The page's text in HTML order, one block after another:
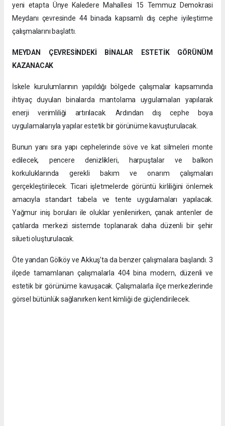
yeni etapta Ünye Kaledere Mahallesi 15 Temmuz Demokrasi
Meydanı çevresinde 44 binada kapsamlı dış cephe iyileştirme
çalışmalarını başlattı.
MEYDAN ÇEVRESİNDEKİ BİNALAR ESTETİK GÖRÜNÜM
KAZANACAK
İskele kurulumlarının yapıldığı bölgede çalışmalar kapsamında
ihtiyaç duyulan binalarda mantolama uygulamaları yapılarak
enerji verimliliği artırılacak. Ardından dış cephe boya
uygulamalarıyla yapılar estetik bir görünüme kavuşturulacak.
Bunun yanı sıra yapı cephelerinde söve ve kat silmeleri monte
edilecek, pencere denizlikleri, harpuştalar ve balkon
korkuluklarında gerekli bakım ve onarım çalışmaları
gerçekleştirilecek. Ticari işletmelerde görüntü kirliliğini önlemek
amacıyla standart tabela ve tente uygulamaları yapılacak.
Yağmur iniş boruları ile oluklar yenilenirken, çanak antenler de
çatılarda merkezi sistemde toplanarak daha düzenli bir şehir
silueti oluşturulacak.
Öte yandan Gölköy ve Akkuş’ta da benzer çalışmalara başlandı. 3
ilçede tamamlanan çalışmalarla 404 bina modern, düzenli ve
estetik bir görünüme kavuşacak. Çalışmalarla ilçe merkezlerinde
görsel bütünlük sağlanırken kent kimliği de güçlendirilecek.